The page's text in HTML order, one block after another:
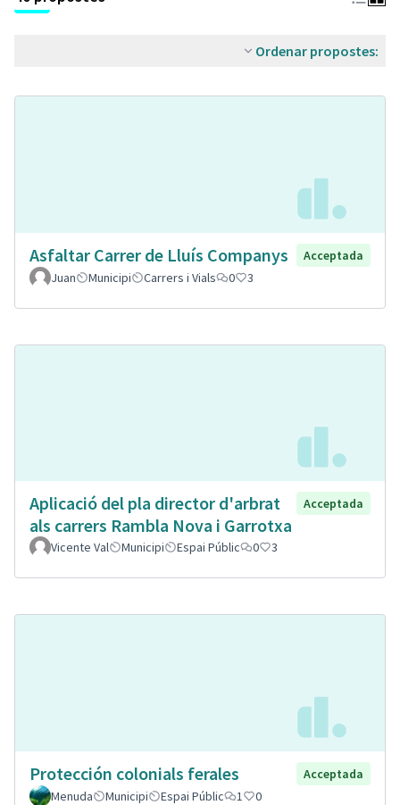
Ordenar propostes:
Asfaltar Carrer de Lluís Companys
Acceptada
Juan
Municipi Carrers i Vials 0 3
Aplicació del pla director d'arbrat
als carrers Rambla Nova i Garrotxa
Acceptada
Vicente Val Municipi Espai Públic 0 3
Protección colonials ferales
Acceptada
Menuda
Municipi Espai Públic 1 0